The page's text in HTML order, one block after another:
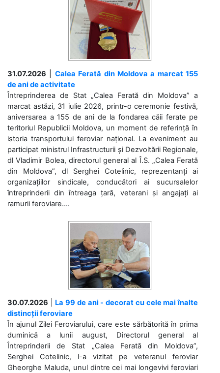
31.07.2026
Calea Ferată din Moldova a marcat 155
de ani de activitate
Întreprinderea de Stat „Calea Ferată din Moldova” a
marcat astăzi, 31 iulie 2026, printr-o ceremonie festivă,
aniversarea a 155 de ani de la fondarea căii ferate pe
teritoriul Republicii Moldova, un moment de referință în
istoria transportului feroviar național. La eveniment au
participat ministrul Infrastructurii și Dezvoltării Regionale,
dl Vladimir Bolea, directorul general al Î.S. „Calea Ferată
din Moldova”, dl Serghei Cotelinic, reprezentanți ai
organizațiilor sindicale, conducători ai sucursalelor
întreprinderii din întreaga țară, veterani și angajați ai
ramurii feroviare....
30.07.2026
La 99 de ani - decorat cu cele mai înalte
distincții feroviare
În ajunul Zilei Feroviarului, care este sărbătorită în prima
duminică a lunii august, Directorul general al
Întreprinderii de Stat „Calea Ferată din Moldova”,
Serghei Cotelinic, l-a vizitat pe veteranul feroviar
Gheorghe Maluda, unul dintre cei mai longevivi feroviari